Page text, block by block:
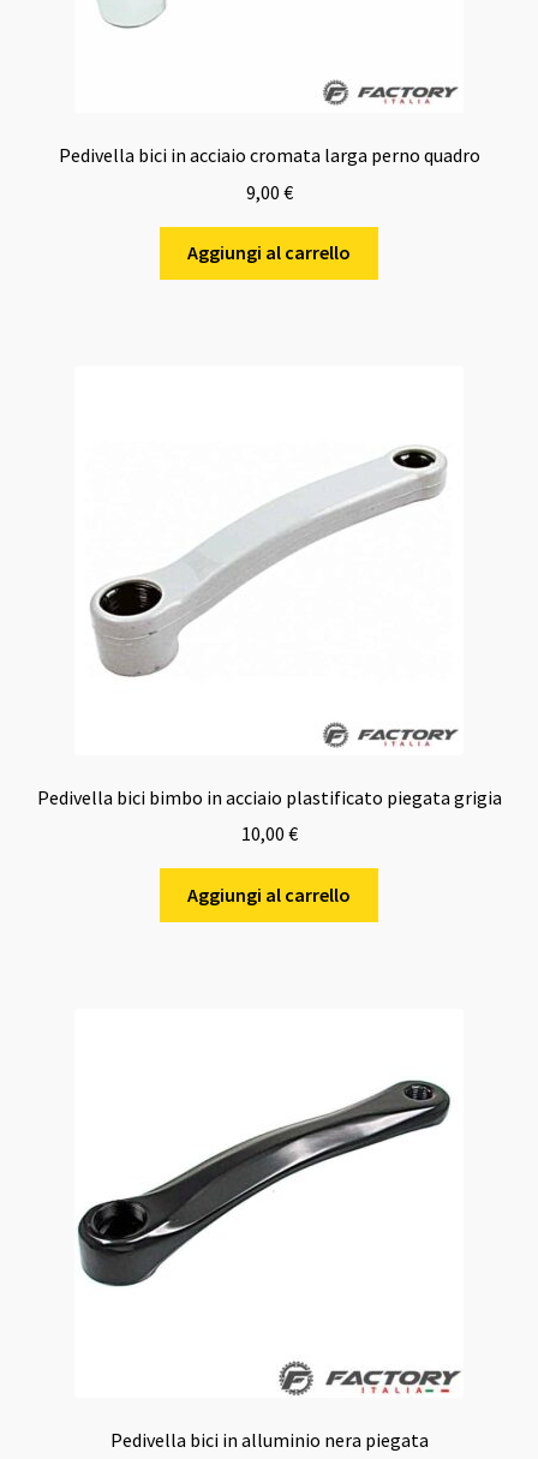
Pedivella bici in acciaio cromata larga perno quadro
9,00 €
Aggiungi al carrello
Pedivella bici bimbo in acciaio plastificato piegata grigia
10,00 €
Aggiungi al carrello
Pedivella bici in alluminio nera piegata